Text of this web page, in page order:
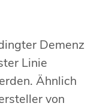
Demenz
Linie
Ähnlich
von